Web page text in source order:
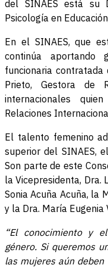
del SINAES está su
Psicología en
En el SINAES, que
continúa aportando
funcionaria contratada
Prieto, Gestora de
internacionales
Relaciones
El talento femenino
superior del SINAES,
Son parte de este
la Vicepresidenta, Dra.
Sonia Acuña Acuña, la
y la Dra. María Eugenia
“El conocimiento y
género. Si queremos
las mujeres aún